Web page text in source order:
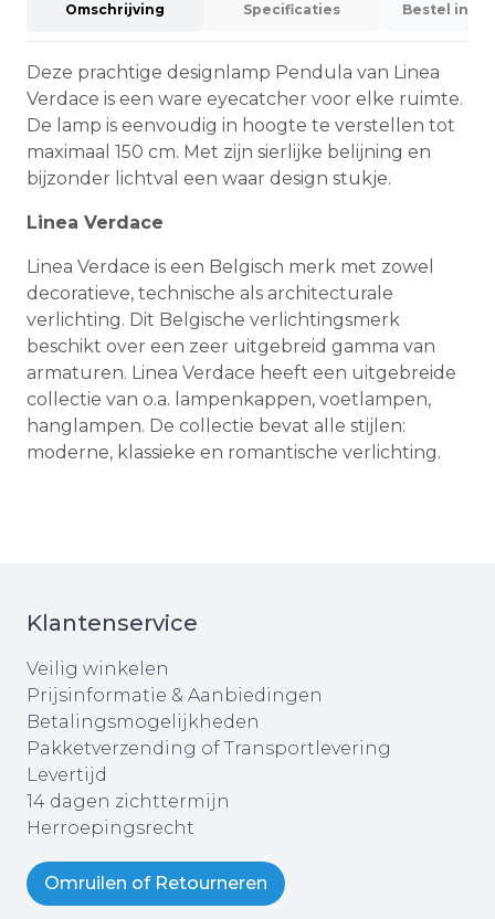
Omschrijving Specificaties Bestel
Deze prachtige designlamp Pendula van Linea
Verdace is een ware eyecatcher voor elke ruimte.
De lamp is eenvoudig in hoogte te verstellen tot
maximaal 150 cm. Met zijn sierlijke belijning en
bijzonder lichtval een waar design stukje.
Linea Verdace
Linea Verdace is een Belgisch merk met zowel
decoratieve, technische als architecturale
verlichting. Dit Belgische verlichtingsmerk
beschikt over een zeer uitgebreid gamma van
armaturen. Linea Verdace heeft een uitgebreide
collectie van o.a. lampenkappen, voetlampen,
hanglampen. De collectie bevat alle stijlen:
moderne, klassieke en romantische verlichting.
Klantenservice
Veilig winkelen
Prijsinformatie & Aanbiedingen
Betalingsmogelijkheden
Pakketverzending of Transportlevering
Levertijd
14 dagen zichttermijn
Herroepingsrecht
Omruilen of Retourneren